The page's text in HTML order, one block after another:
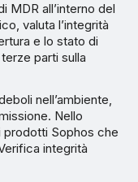
MDR all’interno del
valuta l’integrità
e lo stato di
parti sulla
nell’ambiente,
Nello
Sophos che
integrità